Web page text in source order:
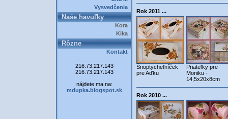
Vysvedčenia
Naše havuľky
Kora
Kika
Rôzne
Kontakt
216.73.217.143
216.73.217.143
nájdete ma na:
mdupka.blogspot.sk
Rok 2011 ...
Šnoptycheľníček
pre Aďku
Priateľky pre
Moniku -
14,5x20x8cm
Rok 2010 ...